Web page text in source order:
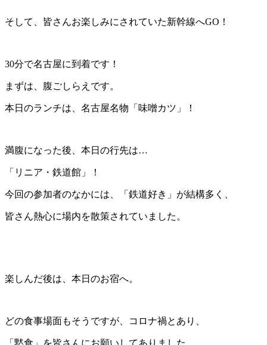
そして、皆さんお楽しみにされていた新幹線へGO！
30分で名古屋に到着です！
まずは、腹ごしらえです。
本日のランチは、名古屋名物「味噌カツ」！
満腹になった後、本日の行先は…
「リニア・鉄道館」！
今回の参加者のなかには、「鉄道好き」が結構多く、
皆さん熱心に場内を散策されていました。
楽しんだ後は、本日のお宿へ。
どの食事場面もそうですが、コロナ禍とあり、
「黙食」を皆さんにお願いしてありました。